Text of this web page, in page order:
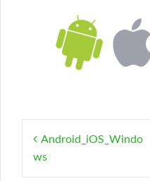
Navigácia
Android_iOS_Windo
ws